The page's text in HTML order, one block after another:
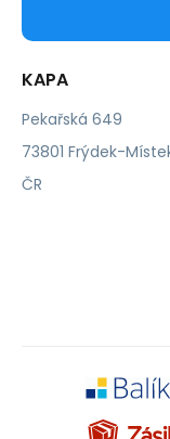
KAPA
Pekařská 649
73801 Frýdek-
ČR